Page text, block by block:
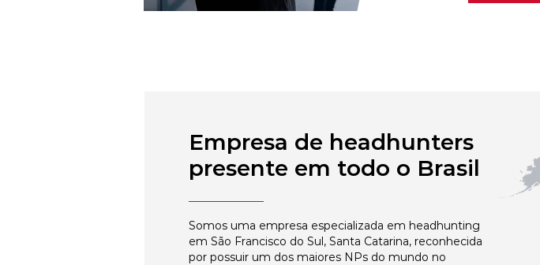
Empresa de headhunters
presente em todo o Brasil
Somos uma empresa especializada em headhunting
em São Francisco do Sul, Santa Catarina, reconhecida
por possuir um dos maiores NPs do mundo no